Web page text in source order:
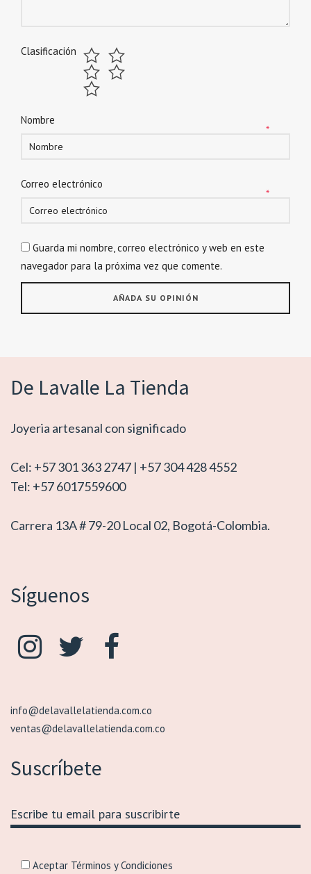
Clasificación
Nombre
*
Correo electrónico
*
Guarda mi nombre, correo electrónico y web en este
navegador para la próxima vez que comente.
De Lavalle La Tienda
Joyeria artesanal con significado
Cel: +57 301 363 2747 | +57 304 428 4552
Tel: +57 6017559600
Carrera 13A # 79-20 Local 02, Bogotá-Colombia.
Síguenos
info@delavallelatienda.com.co
ventas@delavallelatienda.com.co
Suscríbete
Aceptar Términos y Condiciones